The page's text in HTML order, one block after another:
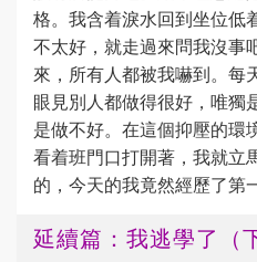
格。我含着淚水回到坐位低
不太好，就走過來問我沒事
來，所有人都被我嚇到。每
眼見別人都做得很好，唯獨
是做不好。在這個抑壓的環
看着班門口打開著，我就立
的，今天的我竟然經歷了第
延續篇：我逃學了（